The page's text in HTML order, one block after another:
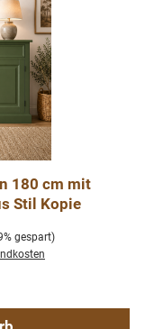
180 cm mit
Stil Kopie
gespart)